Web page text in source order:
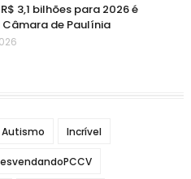
3,1 bilhões para 2026 é
de Paulínia
Autismo Incrível